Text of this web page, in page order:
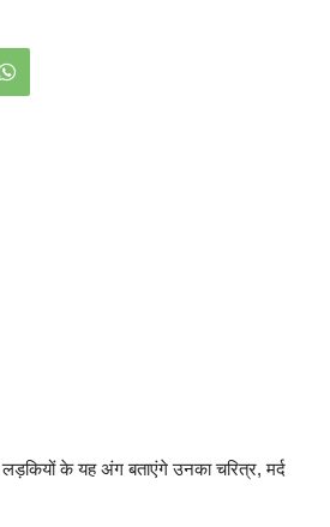
लड़कियों के यह अंग बताएंगे उनका चरित्र, मर्द